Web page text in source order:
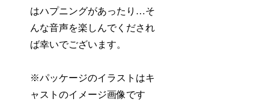
はハプニングがあったり…そ
んな音声を楽しんでくだされ
ば幸いでございます。
※パッケージのイラストはキ
ャストのイメージ画像です